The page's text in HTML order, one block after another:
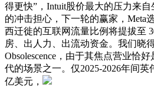
得更快”，Intuit股价最大的压力来自
的冲击担心，下一轮的赢家，Meta
西迁徙的互联网流量比例将提拔至
房、出人力、出流动资金。我们晓
Obsolescence，由于其焦点营业恰
代的场景之一。仅2025-2026年间
亿美元，